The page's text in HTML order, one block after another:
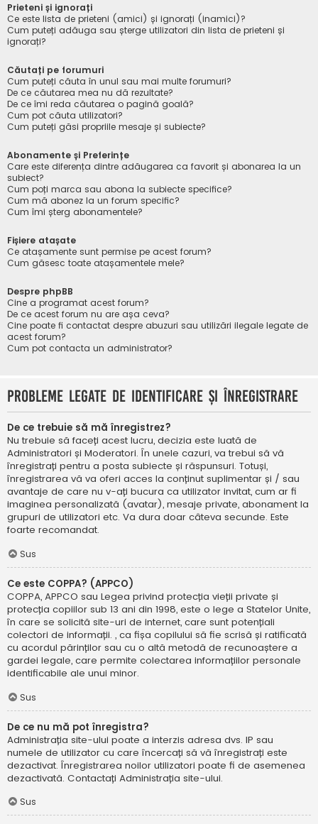
Prieteni și ignorați
Ce este lista de prieteni (amici) și ignorați (inamici)?
Cum puteți adăuga sau șterge utilizatori din lista de prieteni și
ignorați?
Căutați pe forumuri
Cum puteți căuta în unul sau mai multe forumuri?
De ce căutarea mea nu dă rezultate?
De ce îmi reda căutarea o pagină goală?
Cum pot căuta utilizatori?
Cum puteți găsi propriile mesaje și subiecte?
Abonamente și Preferințe
Care este diferența dintre adăugarea ca favorit și abonarea la un
subiect?
Cum poți marca sau abona la subiecte specifice?
Cum mă abonez la un forum specific?
Cum îmi șterg abonamentele?
Fișiere atașate
Ce atașamente sunt permise pe acest forum?
Cum găsesc toate atașamentele mele?
Despre phpBB
Cine a programat acest forum?
De ce acest forum nu are așa ceva?
Cine poate fi contactat despre abuzuri sau utilizări ilegale legate de
acest forum?
Cum pot contacta un administrator?
Probleme legate de identificare și înregistrare
De ce trebuie să mă înregistrez?
Nu trebuie să faceți acest lucru, decizia este luată de
Administratori și Moderatori. În unele cazuri, va trebui să vă
înregistrați pentru a posta subiecte și răspunsuri. Totuși,
înregistrarea vă va oferi acces la conținut suplimentar și / sau
avantaje de care nu v-ați bucura ca utilizator invitat, cum ar fi
imaginea personalizată (avatar), mesaje private, abonament la
grupuri de utilizatori etc. Va dura doar câteva secunde. Este
foarte recomandat.
Sus
Ce este COPPA? (APPCO)
COPPA, APPCO sau Legea privind protecția vieții private și
protecția copiilor sub 13 ani din 1998, este o lege a Statelor Unite,
în care se solicită site-uri de internet, care sunt potențiali
colectori de informații. , ca fișa copilului să fie scrisă și ratificată
cu acordul părinților sau cu o altă metodă de recunoaștere a
gardei legale, care permite colectarea informațiilor personale
identificabile ale unui minor.
Sus
De ce nu mă pot înregistra?
Administrația site-ului poate a interzis adresa dvs. IP sau
numele de utilizator cu care încercați să vă înregistrați este
dezactivat. Înregistrarea noilor utilizatori poate fi de asemenea
dezactivată. Contactați Administrația site-ului.
Sus